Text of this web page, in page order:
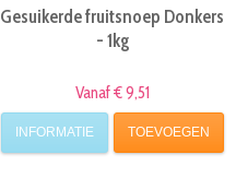
Gesuikerde fruitsnoep Donkers
- 1kg
Vanaf € 9,51
INFORMATIE TOEVOEGEN